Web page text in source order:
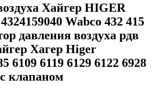
Хайгер HIGER
Wabco 432 415
давления воздуха рдв
Хагер Higer
6109 6119 6129 6122 6928
клапаном